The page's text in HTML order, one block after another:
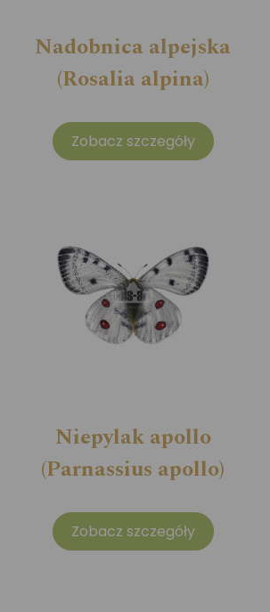
Nadobnica alpejska
(Rosalia alpina)
Zobacz szczegóły
Niepylak apollo
(Parnassius apollo)
Zobacz szczegóły